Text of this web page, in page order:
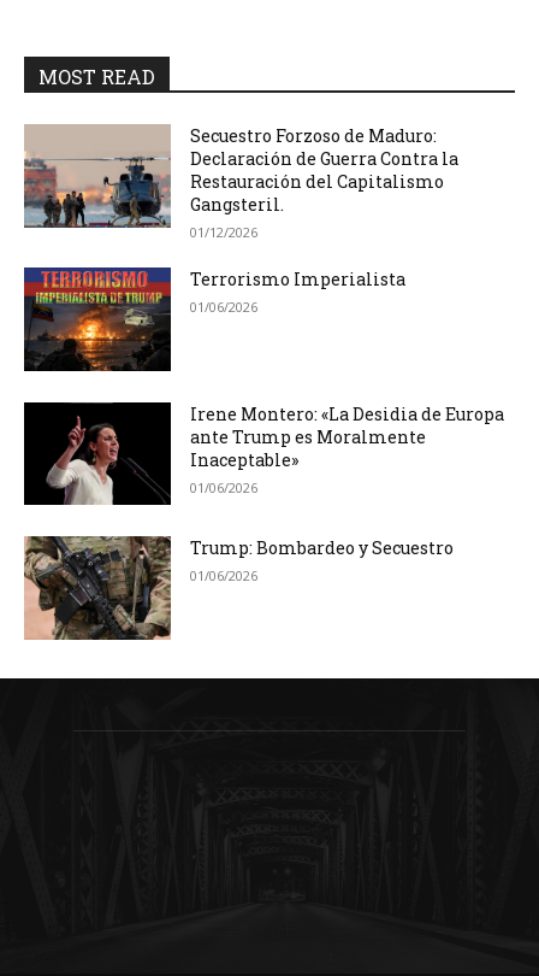
MOST READ
Secuestro Forzoso de Maduro:
Declaración de Guerra Contra la
Restauración del Capitalismo
Gangsteril.
01/12/2026
Terrorismo Imperialista
01/06/2026
Irene Montero: «La Desidia de Europa
ante Trump es Moralmente
Inaceptable»
01/06/2026
Trump: Bombardeo y Secuestro
01/06/2026